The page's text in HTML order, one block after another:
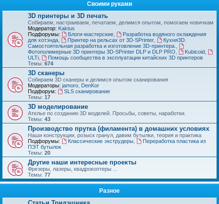
Своими руками
3D принтеры и 3D печать
Собираем, настраиваем, печатаем, делимся опытом, помогаем новичкам
Модератор: Kaktus
Подфорумы:
Блоги-мастерские,
Разработка водяного охлаждения
для хотэнда
Принтер на рельсах от 3D-SPrinter,
Кухня3D.
Самостоятельная разработка и изготовление 3D-принтера.
Фотополимерные 3D принтеры 3D-SPrinter DLP и DLP PRO
Kubicoid,
ULTi
Помощь сообщества в эксплуатации китайских 3D принтеров
Темы: 674
3D сканеры
Собираем 3D сканеры и делимся опытом сканирования
Модераторы: jamoro DenKor
Подфорум:
SLS сканирование
Темы: 17
3D моделирование
Ателье по созданию 3D моделей. Просьбы, советы, наработки.
Темы: 43
Производство прутка (филамента) в домашних условиях
Наши конструкции, розыск гранул, давим бутылки, теория и практика
Подфорумы:
Классические экструдеры,
Переработка пластика из
ПЭТ бутылок
Темы: 20
Другие наши интересные проекты
Фрезеры, лазеры, квадрокоптеры ...
Темы: 77
Разное